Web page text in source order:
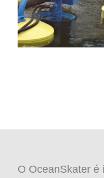
O OceanSkater é